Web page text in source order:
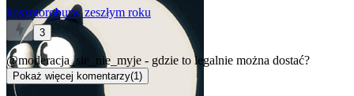
koszotoroburw zeszłym roku
3
@moderacja_sie_nie_myje - gdzie to legalnie można dostać?
Pokaż więcej komentarzy(1)